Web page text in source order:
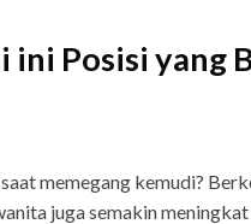
ini Posisi yang
memegang kemudi?
juga semakin